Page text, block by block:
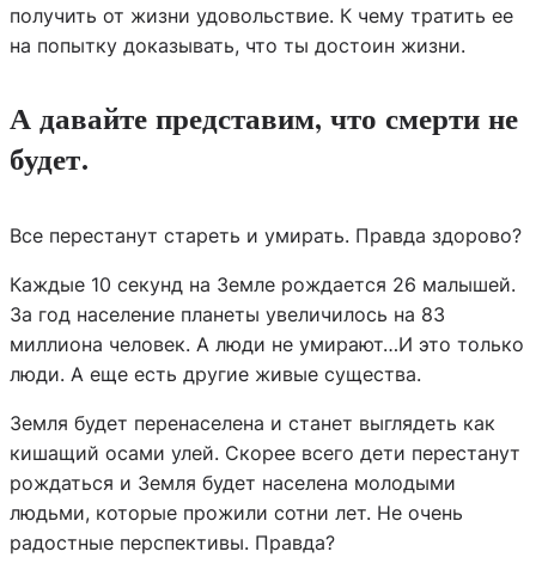
получить от жизни удовольствие. К чему тратить ее
на попытку доказывать, что ты достоин жизни.
А давайте представим, что смерти не
будет.
Все перестанут стареть и умирать. Правда здорово?
Каждые 10 секунд на Земле рождается 26 малышей.
За год население планеты увеличилось на 83
миллиона человек. А люди не умирают…И это только
люди. А еще есть другие живые существа.
Земля будет перенаселена и станет выглядеть как
кишащий осами улей. Скорее всего дети перестанут
рождаться и Земля будет населена молодыми
людьми, которые прожили сотни лет. Не очень
радостные перспективы. Правда?